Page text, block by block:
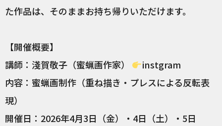
た作品は、そのままお持ち帰りいただけます。
【開催概要】
講師：淺賀敬子（蜜蝋画作家）
instgram
内容：蜜蝋画制作（重ね描き・プレスによる反転表
現）
開催日：2026年4月3日（金）・4日（土）・5日